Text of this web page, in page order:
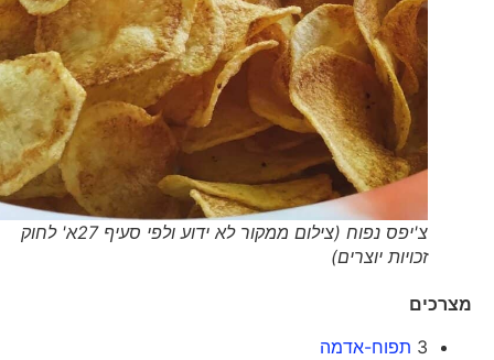
צ'יפס נפוח (צילום ממקור לא ידוע ולפי סעיף 27א' לחוק
זכויות יוצרים)
מצרכים
3
תפוח-אדמה